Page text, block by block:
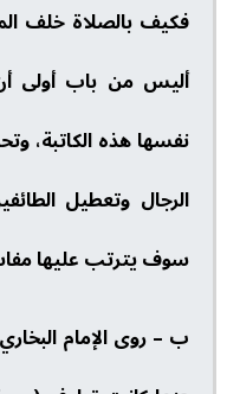
فكيف بالصلاة خلف
أليس من باب أولى
نفسها هذه الكاتبة،
الرجال وتعطيل
سوف يترتب عليها
ب – روى الإمام